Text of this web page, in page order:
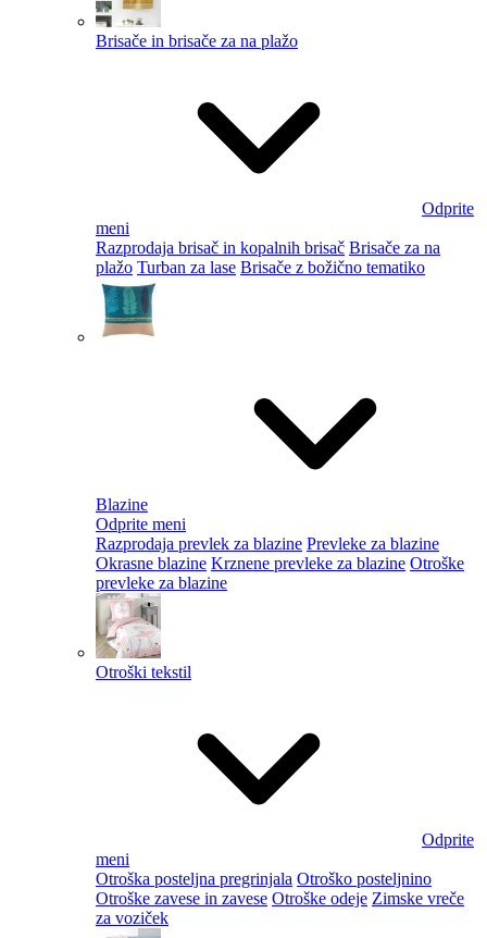
Brisače in brisače za na plažo
Odprite
meni
Razprodaja brisač in kopalnih brisač Brisače za na
plažo Turban za lase Brisače z božično tematiko
Blazine
Odprite meni
Razprodaja prevlek za blazine Prevleke za blazine
Okrasne blazine Krznene prevleke za blazine Otroške
prevleke za blazine
Otroški tekstil
Odprite
meni
Otroška posteljna pregrinjala Otroško posteljnino
Otroške zavese in zavese Otroške odeje Zimske vreče
za voziček